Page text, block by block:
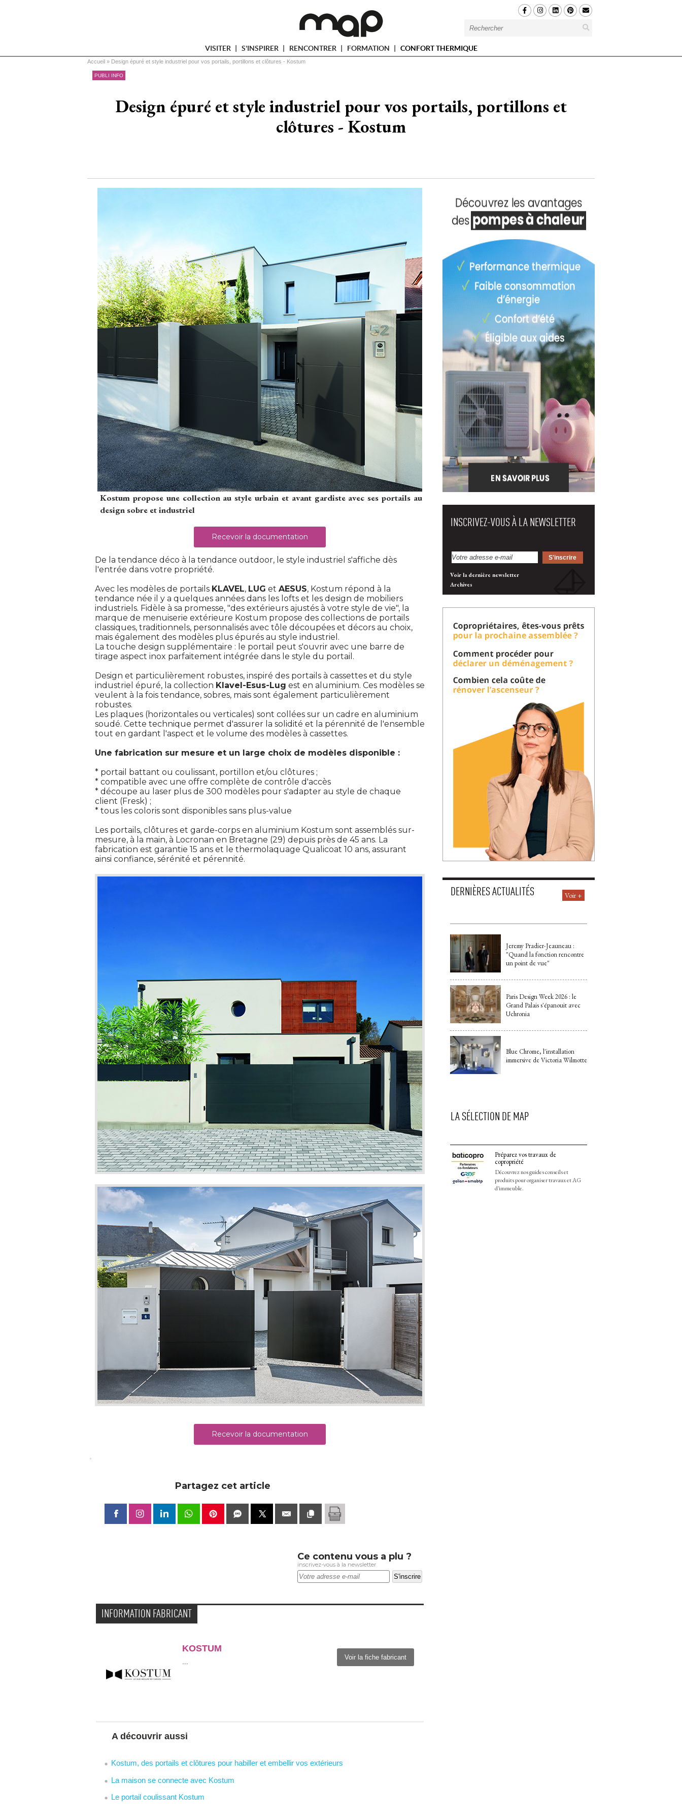
VISITER S'INSPIRER RENCONTRER FORMATION CONFORT THERMIQUE
Vous êtes ici
Accueil » Design épuré et style industriel pour vos portails, portillons et clôtures - Kostum
PUBLI INFO
Design épuré et style industriel pour vos portails, portillons et
clôtures - Kostum
Kostum propose une collection au style urbain et avant gardiste avec ses portails au
design sobre et industriel
Recevoir la documentation
De la tendance déco à la tendance outdoor, le style industriel s'affiche dès
l'entrée dans votre propriété.
Avec les modèles de portails KLAVEL, LUG et AESUS, Kostum répond à la
tendance née il y a quelques années dans les lofts et les design de mobiliers
industriels. Fidèle à sa promesse, "des extérieurs ajustés à votre style de vie", la
marque de menuiserie extérieure Kostum propose des collections de portails
classiques, traditionnels, personnalisés avec tôle découpées et décors au choix,
mais également des modèles plus épurés au style industriel.
La touche design supplémentaire : le portail peut s'ouvrir avec une barre de
tirage aspect inox parfaitement intégrée dans le style du portail.
Design et particulièrement robustes, inspiré des portails à cassettes et du style
industriel épuré, la collection Klavel-Esus-Lug est en aluminium. Ces modèles se
veulent à la fois tendance, sobres, mais sont également particulièrement
robustes.
Les plaques (horizontales ou verticales) sont collées sur un cadre en aluminium
soudé. Cette technique permet d'assurer la solidité et la pérennité de l'ensemble
tout en gardant l'aspect et le volume des modèles à cassettes.
Une fabrication sur mesure et un large choix de modèles disponible :
* portail battant ou coulissant, portillon et/ou clôtures ;
* compatible avec une offre complète de contrôle d'accès
* découpe au laser plus de 300 modèles pour s'adapter au style de chaque
client (Fresk) ;
* tous les coloris sont disponibles sans plus-value
Les portails, clôtures et garde-corps en aluminium Kostum sont assemblés sur-
mesure, à la main, à Locronan en Bretagne (29) depuis près de 45 ans. La
fabrication est garantie 15 ans et le thermolaquage Qualicoat 10 ans, assurant
ainsi confiance, sérénité et pérennité.
Recevoir la documentation
Partagez cet article
Ce contenu vous a plu ?
inscrivez-vous à la newsletter
INFORMATION FABRICANT
KOSTUM
...
Voir la fiche fabricant
A découvrir aussi
Kostum, des portails et clôtures pour habiller et embellir vos extérieurs
La maison se connecte avec Kostum
Le portail coulissant Kostum
INSCRIVEZ-VOUS À LA NEWSLETTER
Voir la dernière newsletter
Archives
DERNIÈRES ACTUALITÉS Voir +
Jeremy Pradier-Jeauneau :
"Quand la fonction rencontre
un point de vue"
Paris Design Week 2026 : le
Grand Palais s'épanouit avec
Uchronia
Blue Chrome, l'installation
immersive de Victoria Wilmotte
LA SÉLECTION DE MAP
Préparez vos travaux de
copropriété
Découvrez nos guides conseils et
produits pour organiser travaux et AG
d'immeuble.